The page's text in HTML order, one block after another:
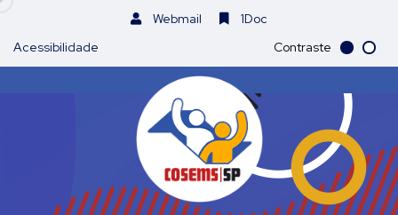
Webmail
1Doc
Acessibilidade
Contraste